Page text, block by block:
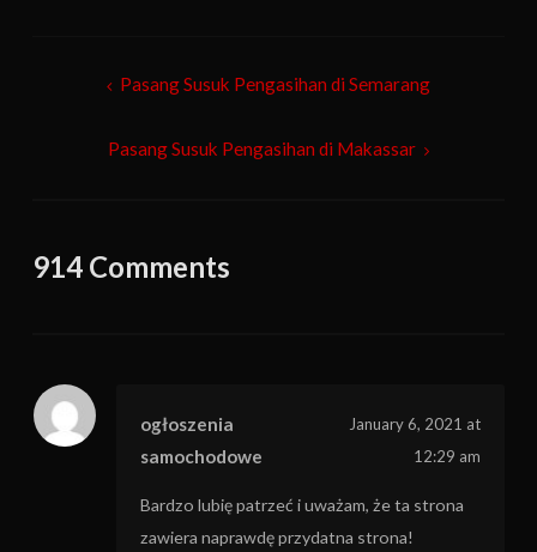
Pasang Susuk Pengasihan di Semarang
Pasang Susuk Pengasihan di Makassar
914 Comments
ogłoszenia
samochodowe
January 6, 2021 at
12:29 am
Bardzo lubię patrzeć i uważam, że ta strona
zawiera naprawdę przydatna strona!